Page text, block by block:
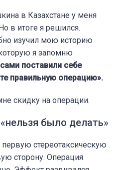
в Казахстане у меня
в итоге я решился.
изучил мою историю
я запомню
поставили себе
правильную операцию».
скидку на операции.
было делать»
стереотаксическую
сторону. Операция